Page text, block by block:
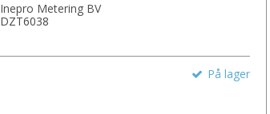
Inepro Metering BV
DZT6038
På lager